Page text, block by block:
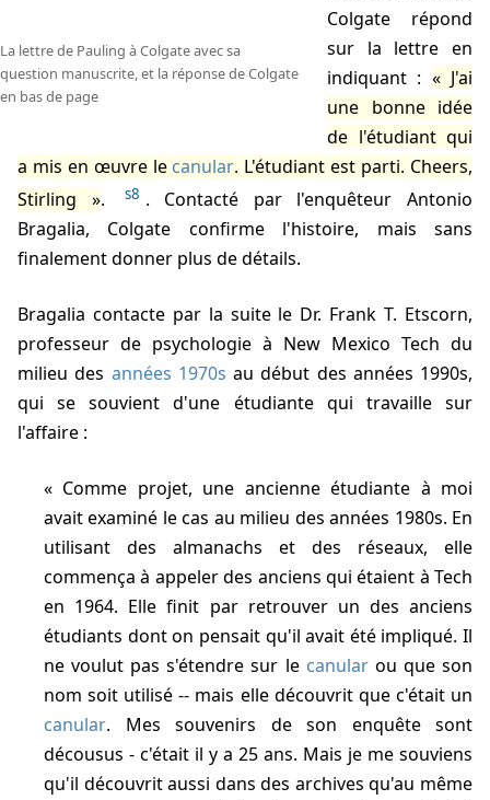
La lettre de Pauling à Colgate avec sa
question manuscrite, et la réponse de Colgate
en bas de page
Colgate répond
sur la lettre en
indiquant :
J'ai
une bonne idée
de l'étudiant qui
a mis en œuvre le canular. L'étudiant est parti. Cheers,
Stirling
. s8 . Contacté par l'enquêteur Antonio
Bragalia, Colgate confirme l'histoire, mais sans
finalement donner plus de détails.
Bragalia contacte par la suite le Dr. Frank T. Etscorn,
professeur de psychologie à New Mexico Tech du
milieu des années 1970s au début des années 1990s,
qui se souvient d'une étudiante qui travaille sur
l'affaire :
Comme projet, une ancienne étudiante à moi
avait examiné le cas au milieu des années 1980s. En
utilisant des almanachs et des réseaux, elle
commença à appeler des anciens qui étaient à Tech
en 1964. Elle finit par retrouver un des anciens
étudiants dont on pensait qu'il avait été impliqué. Il
ne voulut pas s'étendre sur le canularou que son
nom soit utilisé -- mais elle découvrit que c'était un
canular. Mes souvenirs de son enquête sont
décousus - c'était il y a 25 ans. Mais je me souviens
qu'il découvrit aussi dans des archives qu'au même